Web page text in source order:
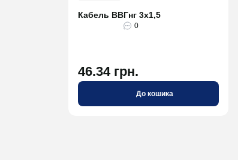
Кабель ВВГнг 3х1,5
0
46.34 грн.
До кошика